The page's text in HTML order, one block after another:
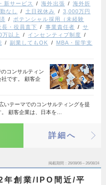
新サービス 海外出張
海外折
なし 土日祝休み
3,000万円
ポテンシャル採用（未経験
長・役員直下 事業責任者
サ
万以上
インセンティブ制度
副業してもOK
MBA・留学支
コンサルティン
です。 顧客企
いテーマでのコンサルティングを提
顧客企業は、日本を…
詳細へ
掲載期間 26/08/06～26/08/24
年創業/IPO間近/平